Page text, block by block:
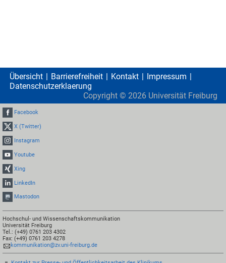
Übersicht Barrierefreiheit Kontakt
Impressum
Datenschutzerklaerung
Copyright © 2026 Universität Freiburg
Facebook
X (Twitter)
Instagram
Youtube
Xing
LinkedIn
Mastodon
Hochschul- und Wissenschaftskommunikation
Universität Freiburg
Tel.: (+49) 0761 203 4302
Fax: (+49) 0761 203 4278
kommunikation@zv.uni-freiburg.de